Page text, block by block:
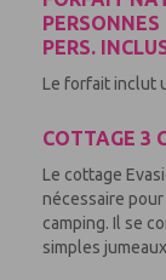
PERS.
Le forfait inclut
COTTAGE 3
Le cottage
nécessaire
camping. Il se
simples